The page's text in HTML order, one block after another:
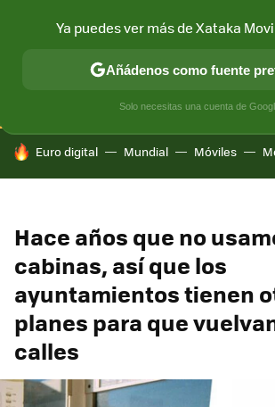
CONECTIVIDAD MÓVIL Y SOCIEDAD
HOY SE HABLA DE
Euro digital Mundial Móviles
Hace años que no
cabinas, así que los
ayuntamientos tienen
planes para que
calles
Ya puedes ver más de Xataka
Añádenos como fuente
Solo necesitas una cuenta de